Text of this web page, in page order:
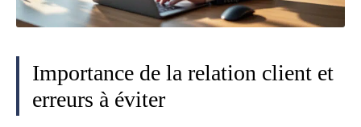
Importance de la relation client et
erreurs à éviter